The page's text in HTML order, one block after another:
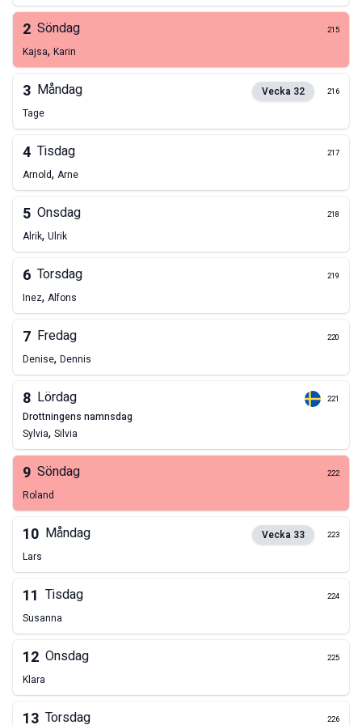
2 Söndag 215
Kajsa, Karin
3 Måndag Vecka 32 216
Tage
4 Tisdag 217
Arnold, Arne
5 Onsdag 218
Alrik, Ulrik
6 Torsdag 219
Inez, Alfons
7 Fredag 220
Denise, Dennis
8 Lördag 221
drottningens namnsdag
Sylvia, Silvia
9 Söndag 222
Roland
10 Måndag Vecka 33 223
Lars
11 Tisdag 224
Susanna
12 Onsdag 225
Klara
13 Torsdag 226